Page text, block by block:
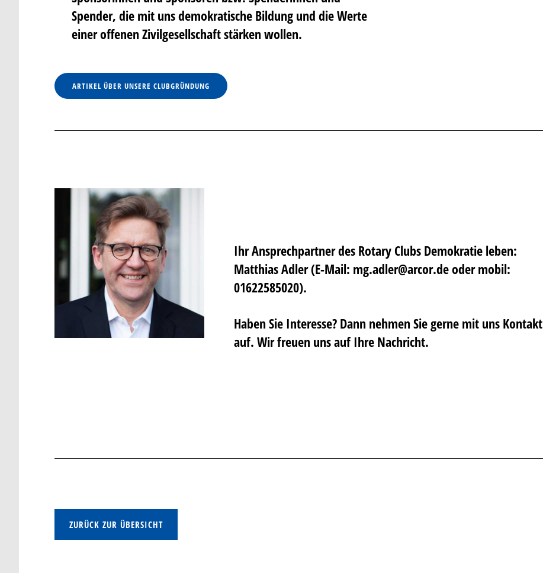
Spender, die mit uns demokratische Bildung und die Werte
einer offenen Zivilgesellschaft stärken wollen.
ARTIKEL ÜBER UNSERE CLUBGRÜNDUNG
Ihr Ansprechpartner des Rotary Clubs Demokratie leben:
Matthias Adler (E-Mail: mg.adler@arcor.de oder mobil:
01622585020).
Haben Sie Interesse? Dann nehmen Sie gerne mit uns Kontakt
auf. Wir freuen uns auf Ihre Nachricht.
ZURÜCK ZUR ÜBERSICHT